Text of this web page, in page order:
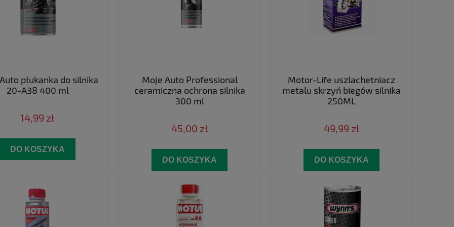
płukanka do silnika
20-A38 400 ml
14,99 zł
DO KOSZYKA
Moje Auto Professional
ceramiczna ochrona silnika
300 ml
45,00 zł
DO KOSZYKA
Motor-Life uszlachetniacz
metalu skrzyń biegów silnika
250ML
49,99 zł
DO KOSZYKA